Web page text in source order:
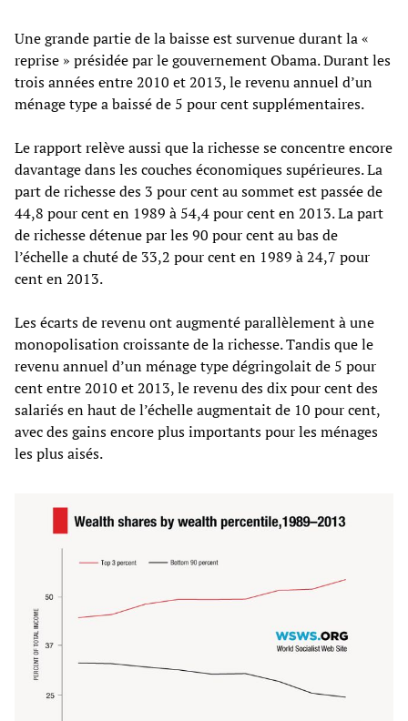
Une grande partie de la baisse est survenue durant la «
reprise » présidée par le gouvernement Obama. Durant les
trois années entre 2010 et 2013, le revenu annuel d’un
ménage type a baissé de 5 pour cent supplémentaires.
Le rapport relève aussi que la richesse se concentre encore
davantage dans les couches économiques supérieures. La
part de richesse des 3 pour cent au sommet est passée de
44,8 pour cent en 1989 à 54,4 pour cent en 2013. La part
de richesse détenue par les 90 pour cent au bas de
l’échelle a chuté de 33,2 pour cent en 1989 à 24,7 pour
cent en 2013.
Les écarts de revenu ont augmenté parallèlement à une
monopolisation croissante de la richesse. Tandis que le
revenu annuel d’un ménage type dégringolait de 5 pour
cent entre 2010 et 2013, le revenu des dix pour cent des
salariés en haut de l’échelle augmentait de 10 pour cent,
avec des gains encore plus importants pour les ménages
les plus aisés.